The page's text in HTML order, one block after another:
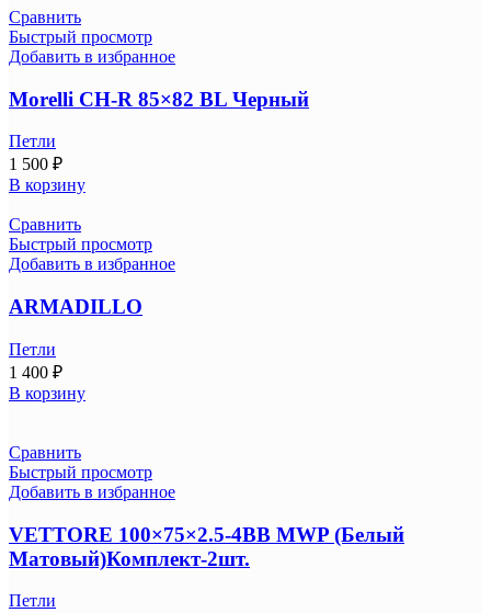
Сравнить
Быстрый просмотр
Добавить в избранное
Morelli CH-R 85×82 BL Черный
Петли
1 500 ₽
В корзину
Сравнить
Быстрый просмотр
Добавить в избранное
ARMADILLO
Петли
1 400 ₽
В корзину
Сравнить
Быстрый просмотр
Добавить в избранное
VETTORE 100×75×2.5-4BB MWP (Белый
Матовый)Комплект-2шт.
Петли